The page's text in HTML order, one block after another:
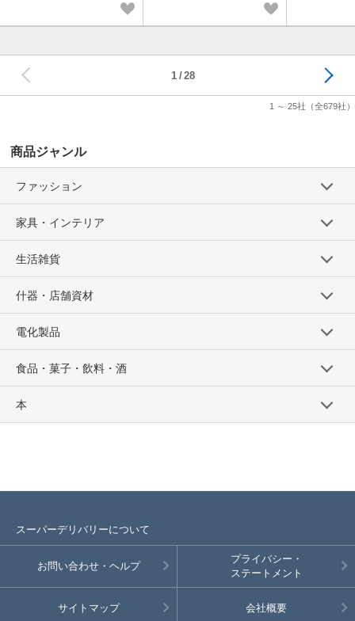
1 ～ 25社 （全679社）
1 28
商品ジャンル
ファッション
家具・インテリア
生活雑貨
什器・店舗資材
電化製品
食品・菓子・飲料・酒
本
スーパーデリバリーについて
お問い合わせ・ヘルプ
プライバシー・
ステートメント
サイトマップ 会社概要